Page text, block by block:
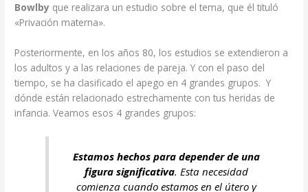
Bowlby que realizara un estudio sobre el tema, que él tituló
«Privación materna».
Posteriormente, en los años 80, los estudios se extendieron a
los adultos y a las relaciones de pareja. Y con el paso del
tiempo, se ha clasificado el apego en 4 grandes grupos. Y
dónde están relacionado estrechamente con tus heridas de
infancia. Veamos esos 4 grandes grupos:
Estamos hechos para depender de una
figura significativa. Esta necesidad
comienza cuando estamos en el útero y